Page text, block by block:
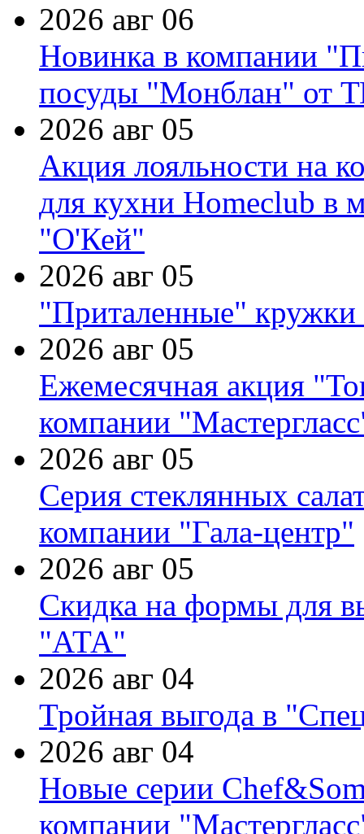
2026 авг 06
Новинка в компании
посуды "Монблан" от
2026 авг 05
Акция лояльности на
для кухни Homeclub в
"О'Кей"
2026 авг 05
"Приталенные" кружки
2026 авг 05
Ежемесячная акция
компании
2026 авг 05
Серия стеклянных
компании "Гала-центр"
2026 авг 05
Скидка на формы для
"АТА"
2026 авг 04
Тройная выгода в
2026 авг 04
Новые серии
компании